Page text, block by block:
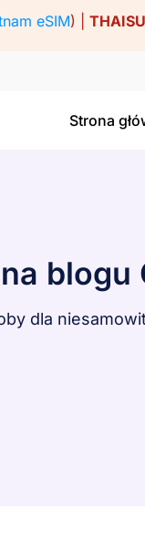
eSIM) |
Strona
blogu
dla